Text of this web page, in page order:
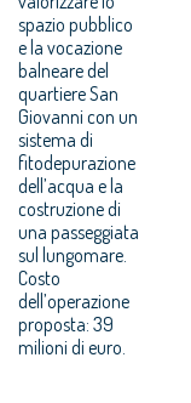
spazio pubblico
e la vocazione
balneare del
quartiere San
Giovanni con un
sistema di
fitodepurazione
dell’acqua e la
costruzione di
una passeggiata
sul lungomare.
Costo
dell’operazione
proposta: 39
milioni di euro.